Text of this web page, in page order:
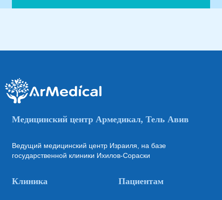
Медицинский центр Армедикал, Тель Авив
Ведущий медицинский центр Израиля, на базе
государственной клиники Ихилов-Сораски
Клиника Пациентам